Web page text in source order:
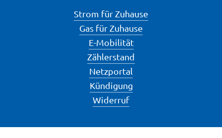
Strom für Zuhause
Gas für Zuhause
E-Mobilität
Zählerstand
Netzportal
Kündigung
Widerruf